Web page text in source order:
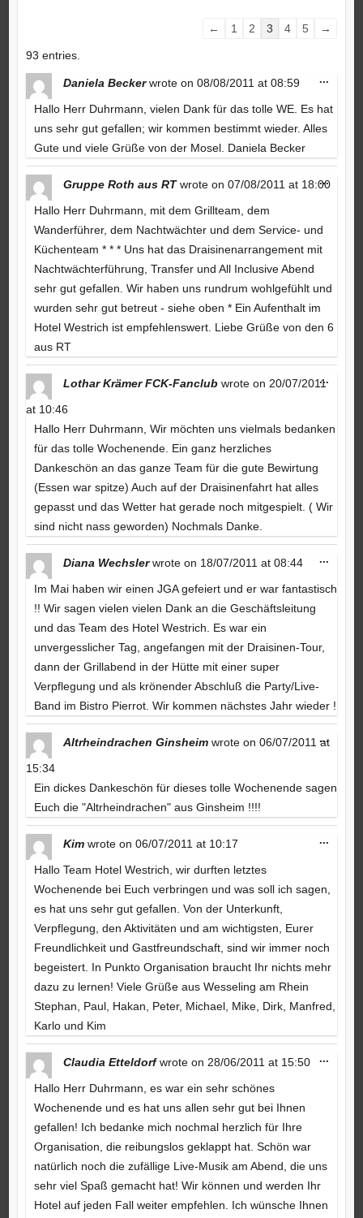
Guestbook
← 1 2 3 4 5 →
93 entries.
Daniela Becker wrote on 08/08/2011 at 08:59
Hallo Herr Duhrmann, vielen Dank für das tolle WE. Es hat
uns sehr gut gefallen; wir kommen bestimmt wieder. Alles
Gute und viele Grüße von der Mosel. Daniela Becker
...
Gruppe Roth aus RT wrote on 07/08/2011 at 18:00
Hallo Herr Duhrmann, mit dem Grillteam, dem
Wanderführer, dem Nachtwächter und dem Service- und
Küchenteam * * * Uns hat das Draisinenarrangement mit
Nachtwächterführung, Transfer und All Inclusive Abend
sehr gut gefallen. Wir haben uns rundrum wohlgefühlt und
wurden sehr gut betreut - siehe oben * Ein Aufenthalt im
Hotel Westrich ist empfehlenswert. Liebe Grüße von den 6
aus RT
...Toggle
this
Lothar Krämer FCK-Fanclub wrote on 20/07/2011
at 10:46
Hallo Herr Duhrmann, Wir möchten uns vielmals bedanken
für das tolle Wochenende. Ein ganz herzliches
Dankeschön an das ganze Team für die gute Bewirtung
(Essen war spitze) Auch auf der Draisinenfahrt hat alles
gepasst und das Wetter hat gerade noch mitgespielt. ( Wir
sind nicht nass geworden) Nochmals Danke.
...
Diana Wechsler wrote on 18/07/2011 at 08:44
Im Mai haben wir einen JGA gefeiert und er war fantastisch
!! Wir sagen vielen vielen Dank an die Geschäftsleitung
und das Team des Hotel Westrich. Es war ein
unvergesslicher Tag, angefangen mit der Draisinen-Tour,
dann der Grillabend in der Hütte mit einer super
Verpflegung und als krönender Abschluß die Party/Live-
Band im Bistro Pierrot. Wir kommen nächstes Jahr wieder !
...
Altrheindrachen Ginsheim wrote on 06/07/2011 at
15:34
Ein dickes Dankeschön für dieses tolle Wochenende sagen
Euch die "Altrheindrachen" aus Ginsheim !!!!
...Toggle
this
Kim wrote on 06/07/2011 at 10:17
Hallo Team Hotel Westrich, wir durften letztes
Wochenende bei Euch verbringen und was soll ich sagen,
es hat uns sehr gut gefallen. Von der Unterkunft,
Verpflegung, den Aktivitäten und am wichtigsten, Eurer
Freundlichkeit und Gastfreundschaft, sind wir immer noch
begeistert. In Punkto Organisation braucht Ihr nichts mehr
dazu zu lernen! Viele Grüße aus Wesseling am Rhein
Stephan, Paul, Hakan, Peter, Michael, Mike, Dirk, Manfred,
Karlo und Kim
...
Claudia Etteldorf wrote on 28/06/2011 at 15:50
Hallo Herr Duhrmann, es war ein sehr schönes
Wochenende und es hat uns allen sehr gut bei Ihnen
gefallen! Ich bedanke mich nochmal herzlich für Ihre
Organisation, die reibungslos geklappt hat. Schön war
natürlich noch die zufällige Live-Musik am Abend, die uns
sehr viel Spaß gemacht hat! Wir können und werden Ihr
Hotel auf jeden Fall weiter empfehlen. Ich wünsche Ihnen
...